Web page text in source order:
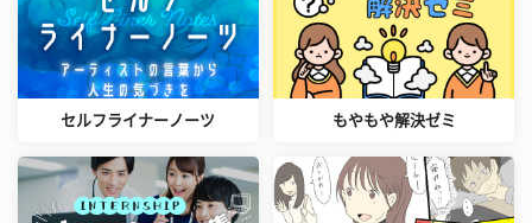
セルフライナーノーツ もやもや解決ゼミ